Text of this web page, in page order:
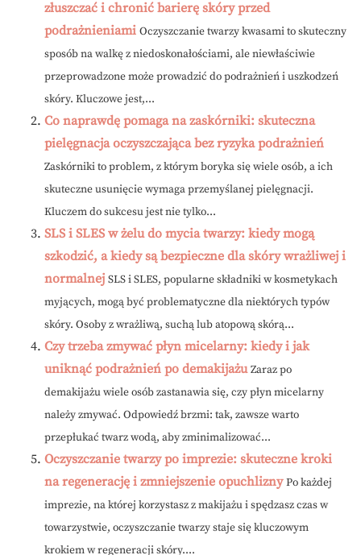
złuszczać i chronić barierę skóry przed
podrażnieniami Oczyszczanie twarzy kwasami to skuteczny
sposób na walkę z niedoskonałościami, ale niewłaściwie
przeprowadzone może prowadzić do podrażnień i uszkodzeń
skóry. Kluczowe jest,...
Co naprawdę pomaga na zaskórniki: skuteczna
pielęgnacja oczyszczająca bez ryzyka podrażnień
Zaskórniki to problem, z którym boryka się wiele osób, a ich
skuteczne usunięcie wymaga przemyślanej pielęgnacji.
Kluczem do sukcesu jest nie tylko...
SLS i SLES w żelu do mycia twarzy: kiedy mogą
szkodzić, a kiedy są bezpieczne dla skóry wrażliwej i
normalnej SLS i SLES, popularne składniki w kosmetykach
myjących, mogą być problematyczne dla niektórych typów
skóry. Osoby z wrażliwą, suchą lub atopową skórą...
Czy trzeba zmywać płyn micelarny: kiedy i jak
uniknąć podrażnień po demakijażu Zaraz po
demakijażu wiele osób zastanawia się, czy płyn micelarny
należy zmywać. Odpowiedź brzmi: tak, zawsze warto
przepłukać twarz wodą, aby zminimalizować...
Oczyszczanie twarzy po imprezie: skuteczne kroki
na regenerację i zmniejszenie opuchlizny Po każdej
imprezie, na której korzystasz z makijażu i spędzasz czas w
towarzystwie, oczyszczanie twarzy staje się kluczowym
krokiem w regeneracji skóry....